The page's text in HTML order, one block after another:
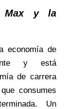
Max y la
economía de
y está
de carrera
consumes
Un